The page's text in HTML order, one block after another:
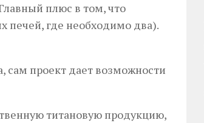
плюс в том, что
печей, где необходимо два).
сам проект дает возможности
титановую продукцию,